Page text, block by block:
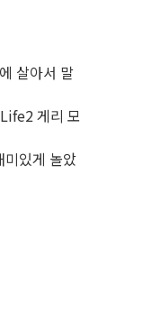
살아서 말
게리 모
있게 놀았